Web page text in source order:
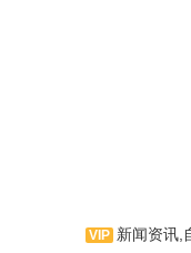
悦享课堂您的
新闻资讯,